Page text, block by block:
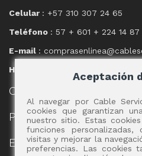
Celular : +57 310 307 24 65
Teléfono : 57 + 601 + 224 14
E-mail :
Horario
CABLE
POLÍTICAS
EVENTOS
Aceptación
Al navegar por Cable
cookies que garantizan
nuestro sitio. Estas
funciones
visitas y mejorar la
preferencias. Las cookies